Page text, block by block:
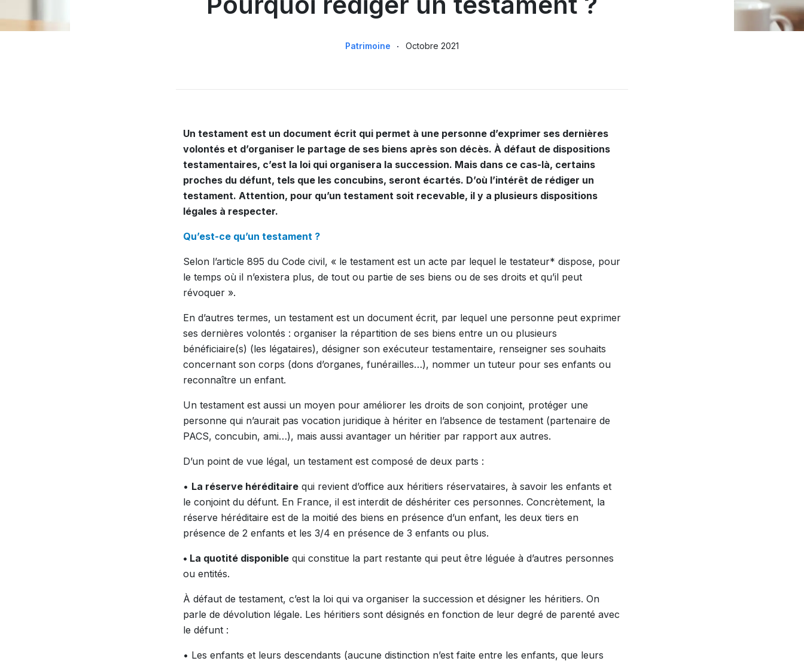
Patrimoine Octobre 2021
Un testament est un document écrit qui permet à une personne d’exprimer ses dernières
volontés et d’organiser le partage de ses biens après son décès. À défaut de dispositions
testamentaires, c’est la loi qui organisera la succession. Mais dans ce cas-là, certains
proches du défunt, tels que les concubins, seront écartés. D’où l’intérêt de rédiger un
testament. Attention, pour qu’un testament soit recevable, il y a plusieurs dispositions
légales à respecter.
Qu’est-ce qu’un testament ?
Selon l’article 895 du Code civil, « le testament est un acte par lequel le testateur* dispose, pour
le temps où il n’existera plus, de tout ou partie de ses biens ou de ses droits et qu’il peut
révoquer ».
En d’autres termes, un testament est un document écrit, par lequel une personne peut exprimer
ses dernières volontés : organiser la répartition de ses biens entre un ou plusieurs
bénéficiaire(s) (les légataires), désigner son exécuteur testamentaire, renseigner ses souhaits
concernant son corps (dons d’organes, funérailles…), nommer un tuteur pour ses enfants ou
reconnaître un enfant.
Un testament est aussi un moyen pour améliorer les droits de son conjoint, protéger une
personne qui n’aurait pas vocation juridique à hériter en l’absence de testament (partenaire de
PACS, concubin, ami…), mais aussi avantager un héritier par rapport aux autres.
D’un point de vue légal, un testament est composé de deux parts :
• La réserve héréditaire qui revient d’office aux héritiers réservataires, à savoir les enfants et
le conjoint du défunt. En France, il est interdit de déshériter ces personnes. Concrètement, la
réserve héréditaire est de la moitié des biens en présence d’un enfant, les deux tiers en
présence de 2 enfants et les 3/4 en présence de 3 enfants ou plus.
• La quotité disponible qui constitue la part restante qui peut être léguée à d’autres personnes
ou entités.
À défaut de testament, c’est la loi qui va organiser la succession et désigner les héritiers. On
parle de dévolution légale. Les héritiers sont désignés en fonction de leur degré de parenté avec
le défunt :
• Les enfants et leurs descendants (aucune distinction n’est faite entre les enfants, que leurs